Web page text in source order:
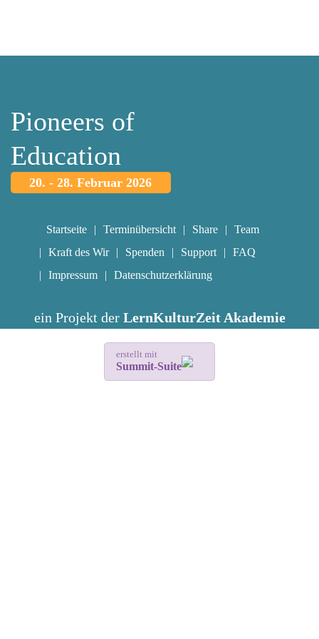
Pioneers of
Education
20. - 28. Februar 2026
Startseite Terminübersicht Share
Team
Kraft des Wir
Spenden Support
FAQ
Impressum
Datenschutzerklärung
ein Projekt der LernKulturZeit Akademie
erstellt mit
Summit-Suite